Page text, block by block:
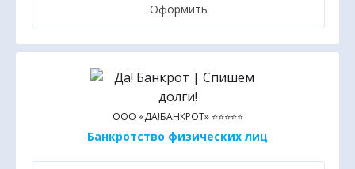
Оформить
ООО «ДА!БАНКРОТ» ⭐⭐⭐⭐⭐
Банкротство физических лиц